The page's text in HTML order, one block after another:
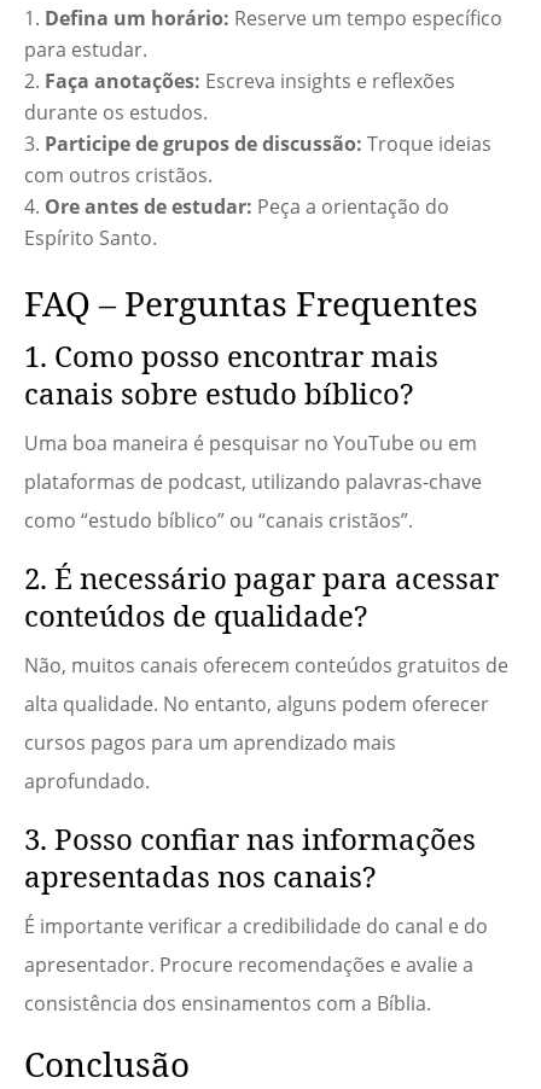
Defina um horário: Reserve um tempo específico
para estudar.
Faça anotações: Escreva insights e reflexões
durante os estudos.
Participe de grupos de discussão: Troque ideias
com outros cristãos.
Ore antes de estudar: Peça a orientação do
Espírito Santo.
FAQ – Perguntas Frequentes
1. Como posso encontrar mais
canais sobre estudo bíblico?
Uma boa maneira é pesquisar no YouTube ou em
plataformas de podcast, utilizando palavras-chave
como “estudo bíblico” ou “canais cristãos”.
2. É necessário pagar para acessar
conteúdos de qualidade?
Não, muitos canais oferecem conteúdos gratuitos de
alta qualidade. No entanto, alguns podem oferecer
cursos pagos para um aprendizado mais
aprofundado.
3. Posso confiar nas informações
apresentadas nos canais?
É importante verificar a credibilidade do canal e do
apresentador. Procure recomendações e avalie a
consistência dos ensinamentos com a Bíblia.
Conclusão